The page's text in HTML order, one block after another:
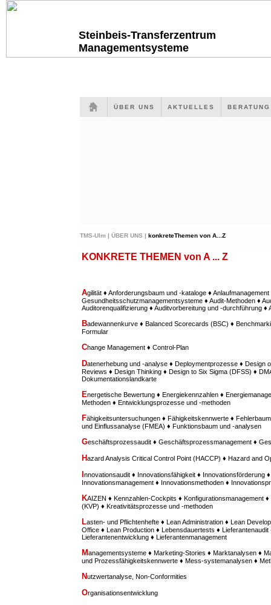
Steinbeis-Transferzentrum
Managementsysteme
ÜBER UNS AKTUELLES
TMS-Ulm | ÜBER UNS | konkreteThemen von A...Z
KONKRETE THEMEN von A ... Z
Agilität ♦ Anforderungsbaum und -kataloge ♦
Gesundheitsschutzmanagementsysteme ♦ Audit-Methoden ♦
Auditorenqualifizierung ♦ Auditvorbereitung und -durchführung ♦
Badewannenkurve ♦ Balanced Scorecards (BSC) ♦
Formular
Change Management ♦ Control-Plan
Datenerhebung und -analyse ♦ Deploymentprozesse ♦ Design
Reviews ♦ Design Thinking ♦ Design to Six Sigma (DFSS) ♦
Dokumentationslandkarte
Energetische Bewertung ♦ Energiekennzahlen ♦
Methoden ♦ Entwicklungsprozesse und -methoden
Fähigkeitsuntersuchungen ♦ Fähigkeitskennwerte ♦
und Einflussanalyse (FMEA) ♦ Funktionsbaum und -analysen
Geschäftsprozessaudit ♦ Geschäftsprozessmanagement ♦
Hazard Analysis Critical Control Point (HACCP) ♦ Hazard and
nnovationsaudit ♦ Innovationsfähigkeit ♦ Innovationsförderung
Innovationsmanagement ♦ Innovationsmethoden ♦
KAIZEN ♦ Kennzahlen-Cockpits ♦ Konfigurationsmanagement
(KVP) ♦ Kreativitätsprozesse und -methoden
Lasten- und Pflichtenhefte ♦ Lean Administration ♦ Lean
Office ♦ Lean Production ♦ Lebensdauertests ♦ Lieferantenaudit
Lieferantenentwicklung ♦ Lieferantenmanagement
Managementsysteme ♦ Marketing-Stories ♦ Marktanalysen ♦
und Prozessfähigkeitskennwerte ♦ Mess-systemanalysen ♦
Nutzwertanalyse, Non-Conformities
Organisationsentwicklung